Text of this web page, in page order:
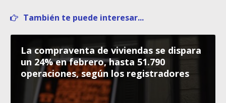
También te puede interesar...
La compraventa de viviendas se dispara
un 24% en febrero, hasta 51.790
operaciones, según los registradores